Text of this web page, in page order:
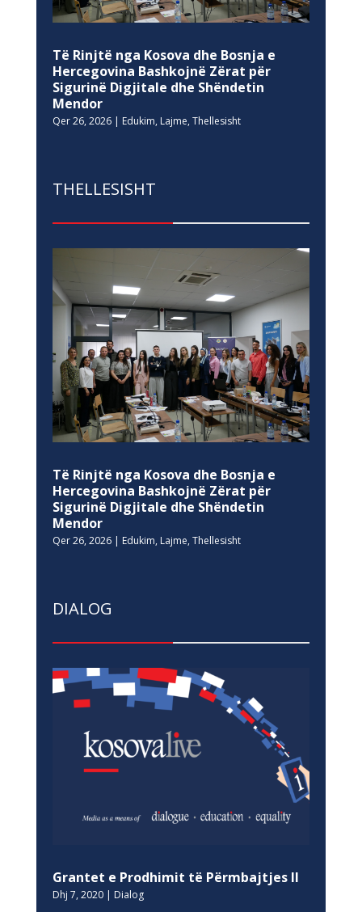
Të Rinjtë nga Kosova dhe Bosnja e
Hercegovina Bashkojnë Zërat për
Sigurinë Digjitale dhe Shëndetin
Mendor
Qer 26, 2026| Edukim, Lajme, Thellesisht
THELLESISHT
Të Rinjtë nga Kosova dhe Bosnja e
Hercegovina Bashkojnë Zërat për
Sigurinë Digjitale dhe Shëndetin
Mendor
Qer 26, 2026| Edukim, Lajme, Thellesisht
DIALOG
Grantet e Prodhimit të Përmbajtjes II
Dhj 7, 2020| Dialog